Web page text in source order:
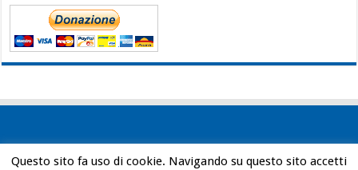
Powered by WordPress| Designed by Bob Vann
Questo sito fa uso di cookie. Navigando su questo sito accetti